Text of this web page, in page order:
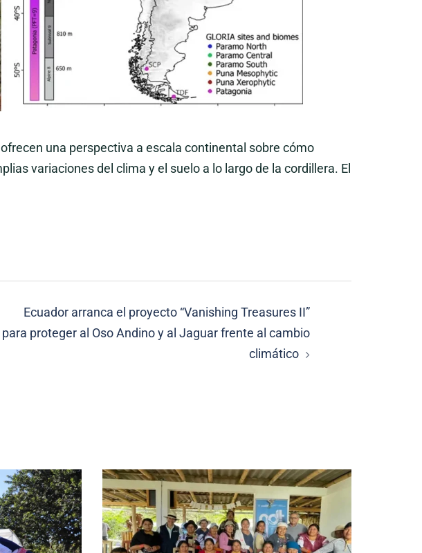
una perspectiva a escala continental sobre cómo
variaciones del clima y el suelo a lo largo de la cordillera. El
Ecuador arranca el proyecto “Vanishing Treasures II”
para proteger al Oso Andino y al Jaguar frente al cambio
climático